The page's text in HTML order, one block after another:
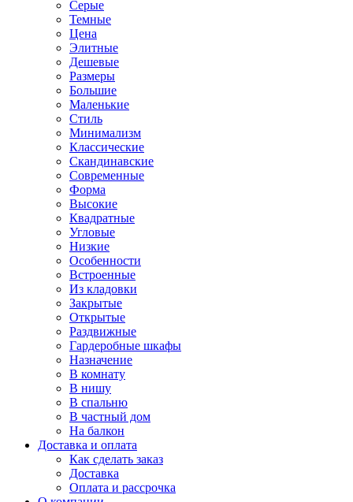
Серые
Темные
Цена
Элитные
Дешевые
Размеры
Большие
Маленькие
Стиль
Минимализм
Классические
Скандинавские
Современные
Форма
Высокие
Квадратные
Угловые
Низкие
Особенности
Встроенные
Из кладовки
Закрытые
Открытые
Раздвижные
Гардеробные шкафы
Назначение
В комнату
В нишу
В спальню
В частный дом
На балкон
Доставка и оплата
Как сделать заказ
Доставка
Оплата и рассрочка